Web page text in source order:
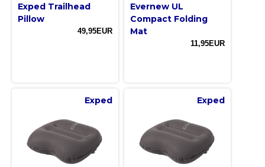
Exped Trailhead
Pillow
49,95EUR
Evernew UL
Compact Folding
Mat
11,95EUR
Exped Exped